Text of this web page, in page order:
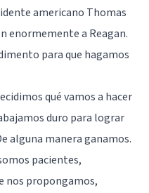
americano Thomas
enormemente a Reagan.
para que hagamos
qué vamos a hacer
duro para lograr
alguna manera ganamos.
pacientes,
nos propongamos,